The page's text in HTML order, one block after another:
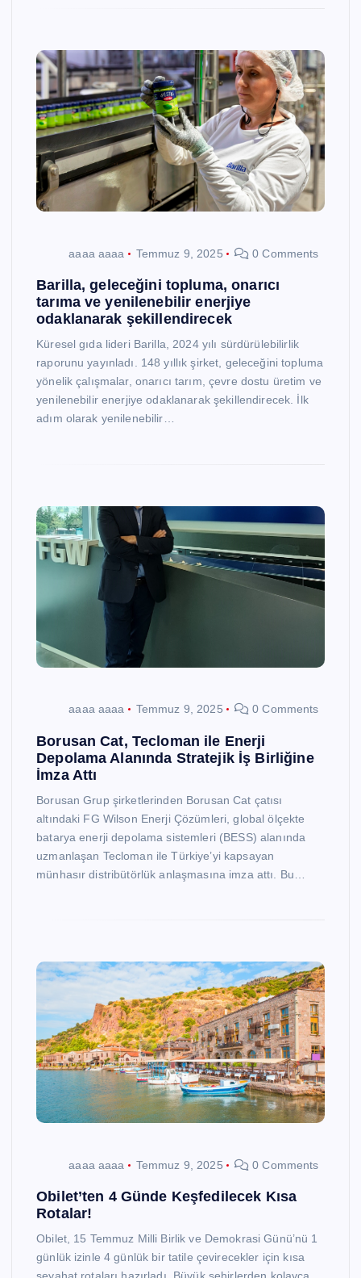
aaaa aaaa Temmuz 9, 2025 0 Comments
Barilla, geleceğini topluma, onarıcı
tarıma ve yenilenebilir enerjiye
odaklanarak şekillendirecek
Küresel gıda lideri Barilla, 2024 yılı sürdürülebilirlik
raporunu yayınladı. 148 yıllık şirket, geleceğini topluma
yönelik çalışmalar, onarıcı tarım, çevre dostu üretim ve
yenilenebilir enerjiye odaklanarak şekillendirecek. İlk
adım olarak yenilenebilir…
aaaa aaaa Temmuz 9, 2025 0 Comments
Borusan Cat, Tecloman ile Enerji
Depolama Alanında Stratejik İş Birliğine
İmza Attı
Borusan Grup şirketlerinden Borusan Cat çatısı
altındaki FG Wilson Enerji Çözümleri, global ölçekte
batarya enerji depolama sistemleri (BESS) alanında
uzmanlaşan Tecloman ile Türkiye’yi kapsayan
münhasır distribütörlük anlaşmasına imza attı. Bu…
aaaa aaaa Temmuz 9, 2025 0 Comments
Obilet’ten 4 Günde Keşfedilecek Kısa
Rotalar!
Obilet, 15 Temmuz Milli Birlik ve Demokrasi Günü’nü 1
günlük izinle 4 günlük bir tatile çevirecekler için kısa